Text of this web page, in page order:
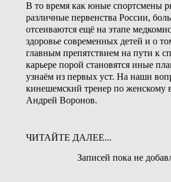
В то время как юные спортсмены
различные первенства России,
отсеиваются ещё на этапе
здоровье современных детей и о
главным препятствием на пути к
карьере порой становятся иные
узнаём из первых уст. На наши
кинешемский тренер по женскому
Андрей Воронов.
ЧИТАЙТЕ ДАЛЕЕ...
Записей пока не